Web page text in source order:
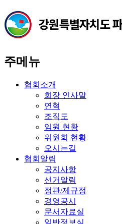
주메뉴
협회소개
회장 인사말
연혁
조직도
임원 현황
위원회 현황
오시는길
협회알림
공지사항
선거알림
정관/제규정
경영공시
문서자료실
일반정보실